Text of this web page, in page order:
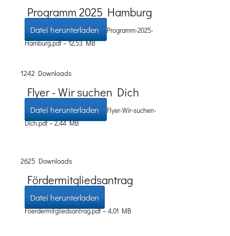
Programm 2025 Hamburg
Datei herunterladen
Programm-2025-
Hamburg.pdf – 12,53 MB
1242 Downloads
Flyer - Wir suchen Dich
Datei herunterladen
Flyer-Wir-suchen-
Dich.pdf – 2,44 MB
2625 Downloads
Fördermitgliedsantrag
Datei herunterladen
Foerdermitgliedsantrag.pdf – 4,01 MB